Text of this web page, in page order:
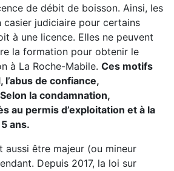
de débit de boisson. Ainsi, les
casier judiciaire pour certains
à une licence. Elles ne peuvent
la formation pour obtenir le
à La Roche-Mabile. Ces motifs
de confiance,
Selon la condamnation,
au permis d’exploitation et à la
ans.
aussi être majeur (ou mineur
Depuis 2017, la loi sur